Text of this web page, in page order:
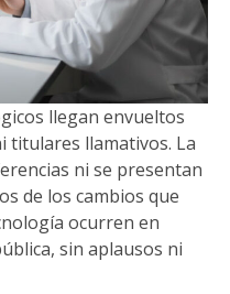
llegan envueltos
titulares llamativos. La
ni se presentan
de los cambios que
ocurren en
sin aplausos ni